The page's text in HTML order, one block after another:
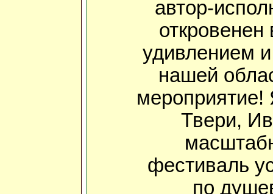
автор-
удивлением
нашей
Твери,
фестиваль
по